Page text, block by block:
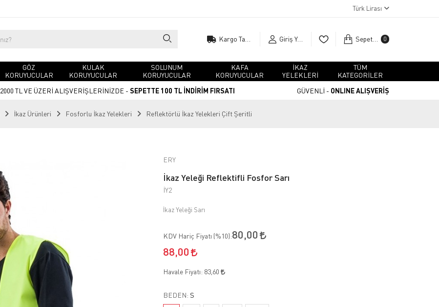
Türk Lirası
Giriş Yap Sepetim 0
GÖZ
KORUYUCULAR
KULAK
KORUYUCULAR
SOLUNUM
KORUYUCULAR
KAFA
KORUYUCULAR
İKAZ
YELEKLERİ
TÜM
KATEGORİLER
2000 TL VE ÜZERİ ALIŞVERİŞLERİNİZDE - SEPETTE 100 TL İNDİRİM FIRSATI GÜVENLİ - ONLINE ALIŞVERİŞ
İkaz Ürünleri Fosforlu İkaz Yelekleri Reflektörlü İkaz Yelekleri Çift Şeritli
ERY
İkaz Yeleği Reflektifli Fosfor Sarı
İY2
İkaz Yeleği Sarı
KDV Hariç Fiyatı (%10):80,00
88,00
Havale Fiyatı: 83,60
BEDEN: S